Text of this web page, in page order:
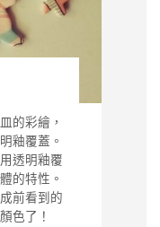
的彩繪，
釉覆蓋。
的特性。
前看到的
色了！